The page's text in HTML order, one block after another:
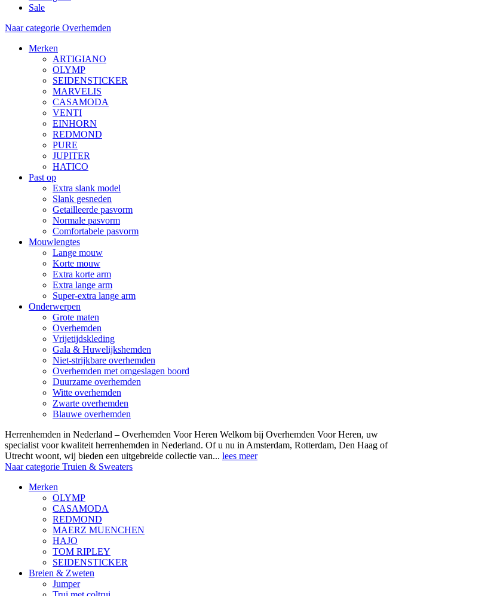
Sale
Naar categorie Overhemden
Merken
ARTIGIANO
OLYMP
SEIDENSTICKER
MARVELIS
CASAMODA
VENTI
EINHORN
REDMOND
PURE
JUPITER
HATICO
Past op
Extra slank model
Slank gesneden
Getailleerde pasvorm
Normale pasvorm
Comfortabele pasvorm
Mouwlengtes
Lange mouw
Korte mouw
Extra korte arm
Extra lange arm
Super-extra lange arm
Onderwerpen
Grote maten
Overhemden
Vrijetijdskleding
Gala & Huwelijkshemden
Niet-strijkbare overhemden
Overhemden met omgeslagen boord
Duurzame overhemden
Witte overhemden
Zwarte overhemden
Blauwe overhemden
Herrenhemden in Nederland – Overhemden Voor Heren Welkom bij Overhemden Voor Heren, uw
specialist voor kwaliteit herrenhemden in Nederland. Of u nu in Amsterdam, Rotterdam, Den Haag of
Utrecht woont, wij bieden een uitgebreide collectie van... lees meer
Naar categorie Truien & Sweaters
Merken
OLYMP
CASAMODA
REDMOND
MAERZ MUENCHEN
HAJO
TOM RIPLEY
SEIDENSTICKER
Breien & Zweten
Jumper